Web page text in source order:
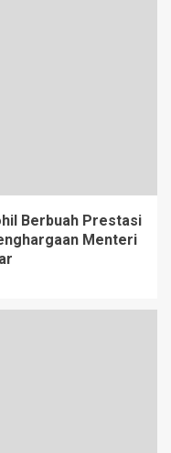
Berbuah Prestasi
Menteri